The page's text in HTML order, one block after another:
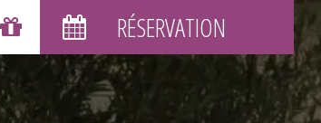
RÉSERVATION
BONS CADEAUX